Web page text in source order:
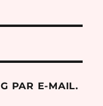
PAR E-MAIL.